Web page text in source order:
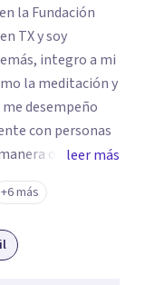
la Fundación
TX y soy
integro a mi
la meditación y
desempeño
con personas
online
necesidades
a la
el dolor crónico
contención,
leer más
+6 más